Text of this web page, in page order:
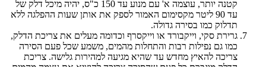
קטנה יותר, עוצמה א' עם מנוע עד 150 כ"ס, יהיה מיכל דלק של
עד 90 ליטר מקסימום האמור לספק את אותן שעות ההפלגה ללא
תדלוק כמו בסירה גדולה.
גרירת סקי, וייקבורד או וייקסרף וכדומה מעלים את צריכת הדלק,
כמו גם נפילות רבות והתחלות מהמים, משמע שכל פעם הסירה
צריכה להאיץ מחדש עד שהיא מגיעה למהירות גלישה. צריכת